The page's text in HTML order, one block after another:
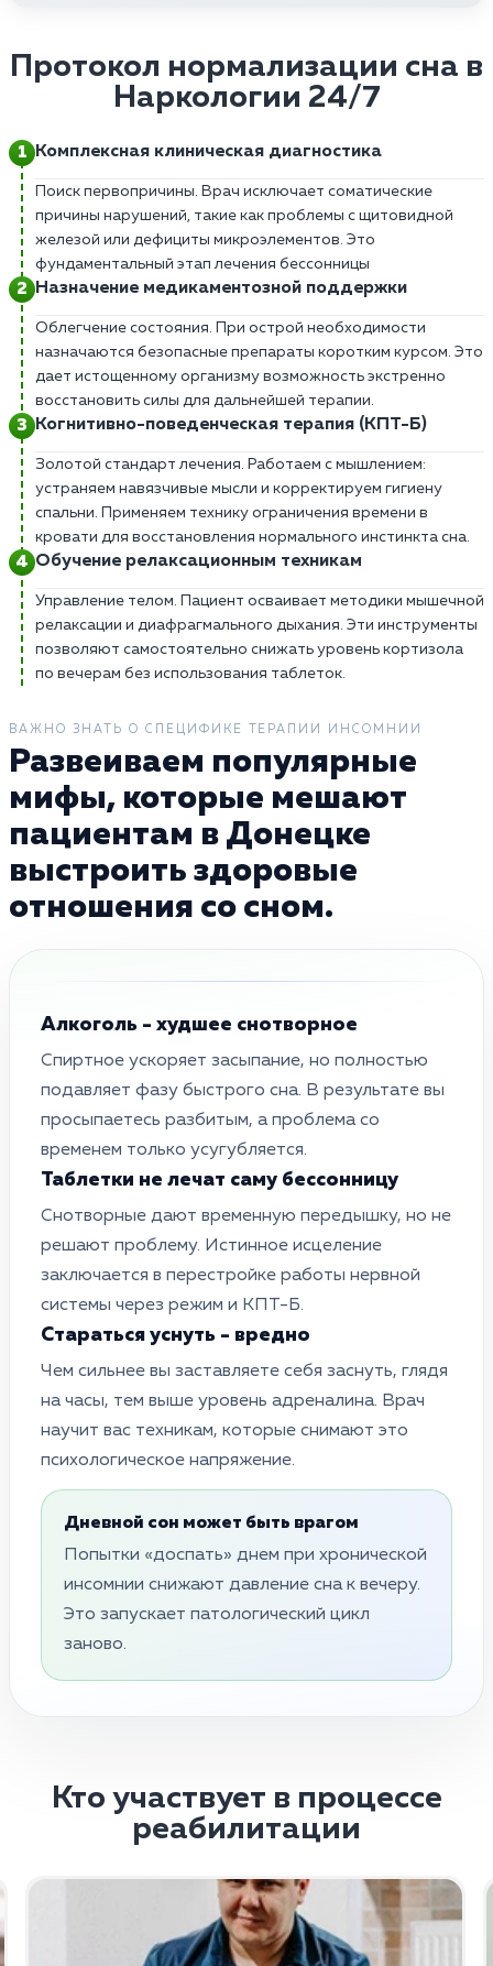
Протокол нормализации сна в
Наркологии 24/7
Комплексная клиническая диагностика
Поиск первопричины. Врач исключает соматические
причины нарушений, такие как проблемы с щитовидной
железой или дефициты микроэлементов. Это
фундаментальный этап лечения бессонницы
Назначение медикаментозной поддержки
Облегчение состояния. При острой необходимости
назначаются безопасные препараты коротким курсом. Это
дает истощенному организму возможность экстренно
восстановить силы для дальнейшей терапии.
Когнитивно-поведенческая терапия (КПТ-Б)
Золотой стандарт лечения. Работаем с мышлением:
устраняем навязчивые мысли и корректируем гигиену
спальни. Применяем технику ограничения времени в
кровати для восстановления нормального инстинкта сна.
Обучение релаксационным техникам
Управление телом. Пациент осваивает методики мышечной
релаксации и диафрагмального дыхания. Эти инструменты
позволяют самостоятельно снижать уровень кортизола
по вечерам без использования таблеток.
ВАЖНО ЗНАТЬ О СПЕЦИФИКЕ ТЕРАПИИ ИНСОМНИИ
Развеиваем популярные
мифы, которые мешают
пациентам в Донецке
выстроить здоровые
отношения со сном.
Алкоголь - худшее снотворное
Спиртное ускоряет засыпание, но полностью
подавляет фазу быстрого сна. В результате вы
просыпаетесь разбитым, а проблема со
временем только усугубляется.
Таблетки не лечат саму бессонницу
Снотворные дают временную передышку, но не
решают проблему. Истинное исцеление
заключается в перестройке работы нервной
системы через режим и КПТ-Б.
Стараться уснуть - вредно
Чем сильнее вы заставляете себя заснуть, глядя
на часы, тем выше уровень адреналина. Врач
научит вас техникам, которые снимают это
психологическое напряжение.
Дневной сон может быть врагом
Попытки «доспать» днем при хронической
инсомнии снижают давление сна к вечеру.
Это запускает патологический цикл
заново.
Кто участвует в процессе
реабилитации